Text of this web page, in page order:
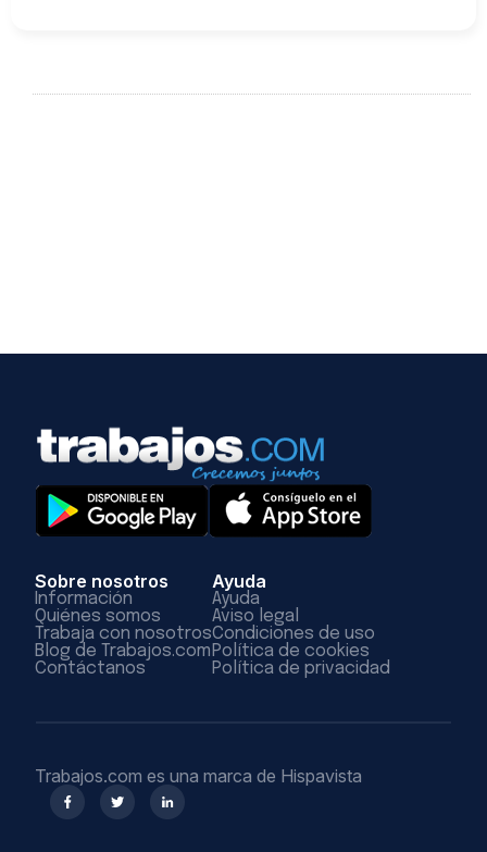
Sobre nosotros
Información
Quiénes somos
Trabaja con nosotros
Blog de Trabajos.com
Contáctanos
Ayuda
Ayuda
Aviso legal
Condiciones de uso
Política de cookies
Política de privacidad
Trabajos.com es una marca de Hispavista